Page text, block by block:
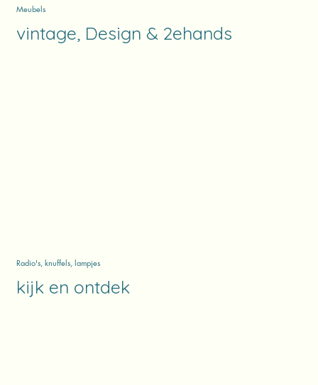
Meubels
vintage, Design & 2ehands
Radio's, knuffels, lampjes
kijk en ontdek